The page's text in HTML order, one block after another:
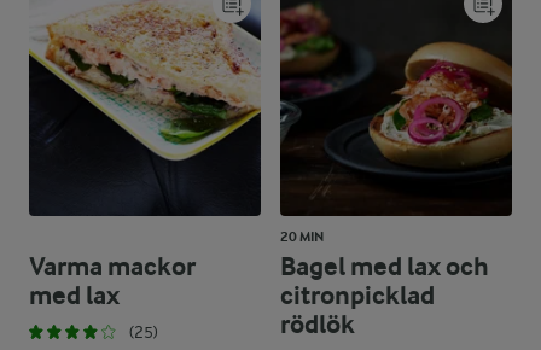
Varma mackor
med lax
(25)
20 MIN
Bagel med lax och
citronpicklad
rödlök